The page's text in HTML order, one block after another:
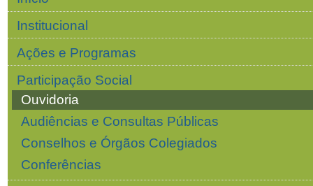
Institucional
Ações e Programas
Participação Social
Ouvidoria
Audiências e Consultas Públicas
Conselhos e Órgãos Colegiados
Conferências